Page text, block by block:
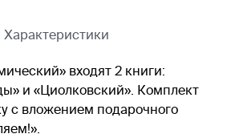
Характеристики
входят 2 книги:
и «Циолковский». Комплект
с вложением подарочного